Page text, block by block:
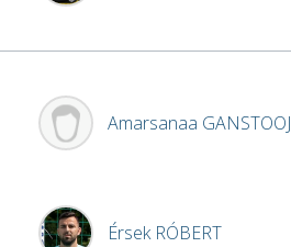
Amarsanaa GANSTOOJ
Érsek RÓBERT